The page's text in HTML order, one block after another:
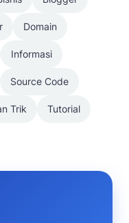
Domain
Informasi
Source Code
Trik Tutorial